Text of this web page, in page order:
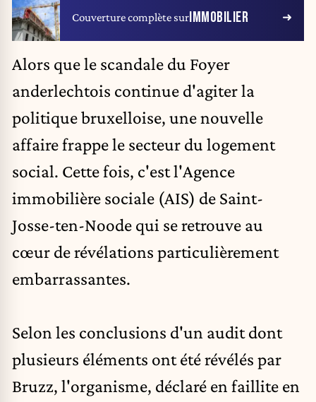
Couverture complète surIMMOBILIER
Alors que le scandale du Foyer
anderlechtois continue d'agiter la
politique bruxelloise, une nouvelle
affaire frappe le secteur du logement
social. Cette fois, c'est l'Agence
immobilière sociale (AIS) de Saint-
Josse-ten-Noode qui se retrouve au
cœur de révélations particulièrement
embarrassantes.
Selon les conclusions d'un audit dont
plusieurs éléments ont été révélés par
Bruzz, l'organisme, déclaré en faillite en